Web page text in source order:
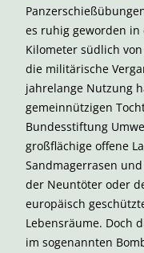
es ruhig geworden
Kilometer südlich
die militärische
jahrelange Nutzung
gemeinnützigen
Bundesstiftung
großflächige offene
Sandmagerrasen
der Neuntöter oder
europäisch
Lebensräume. Doch
im sogenannten